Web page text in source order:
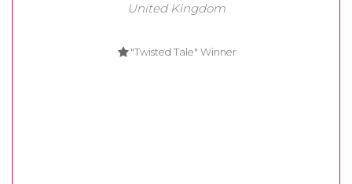
United Kingdom
"Twisted Tale" Winner